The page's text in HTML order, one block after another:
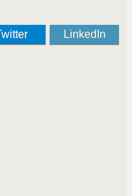
LinkedIn